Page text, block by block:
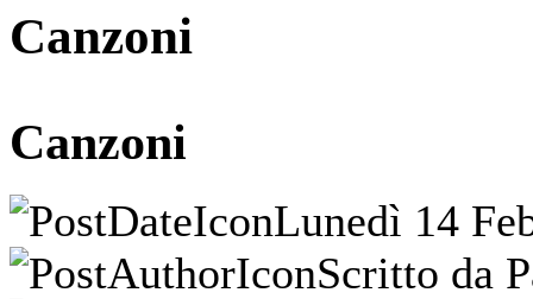
Canzoni
Canzoni
Lunedì 14
Scritto da